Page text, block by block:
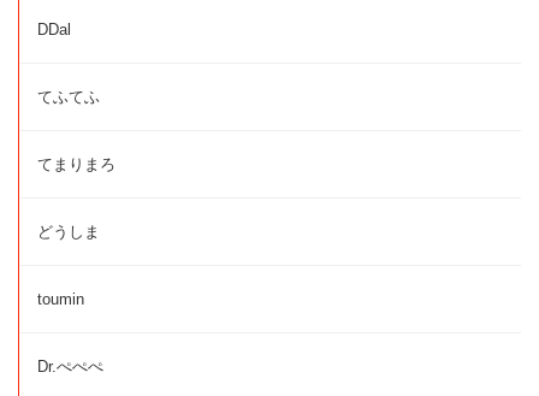
DDal
てふてふ
てまりまろ
どうしま
toumin
Dr.ぺぺぺ